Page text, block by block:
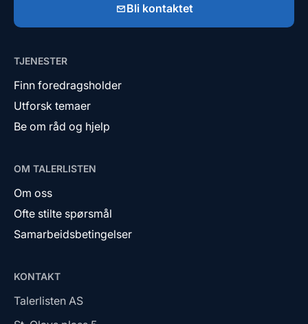
Bli kontaktet
TJENESTER
Finn foredragsholder
Utforsk temaer
Be om råd og hjelp
OM TALERLISTEN
Om oss
Ofte stilte spørsmål
Samarbeidsbetingelser
KONTAKT
Talerlisten AS